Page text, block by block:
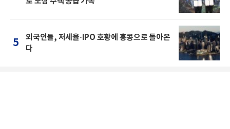
5
외국인들, 저세율·IPO 호황에 홍콩으로 돌아온
다